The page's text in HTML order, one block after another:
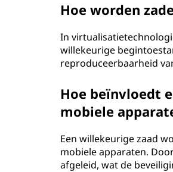
Hoe worden
In
willekeurige
reproduceerbaarheid
Hoe beïnvloedt
mobiele
Een willekeurige zaad
mobiele apparaten.
afgeleid, wat de